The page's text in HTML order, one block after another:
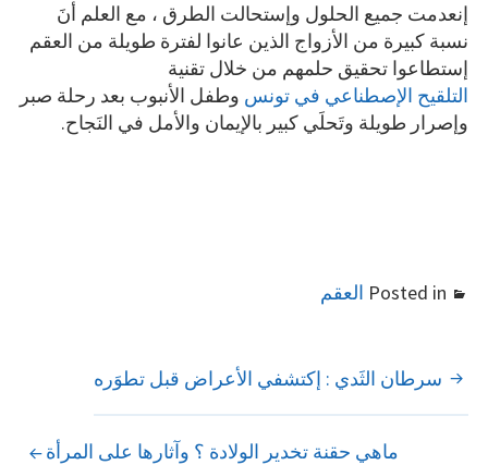
إنعدمت جميع الحلول وإستحالت الطرق ، مع العلم أنَ
نسبة كبيرة من الأزواج الذين عانوا لفترة طويلة من العقم
إستطاعوا تحقيق حلمهم من خلال تقنية
التلقيح الإصطناعي في تونس وطفل الأنبوب بعد رحلة صبر
وإصرار طويلة وتَحلَي كبير بالإيمان والأمل في النَجاح.
Posted in العقم
POST
NAVIGATION
سرطان الثَدي : إكتشفي الأعراض قبل تطوَره
ماهي حقنة تخدير الولادة ؟ وآثارها على المرأة